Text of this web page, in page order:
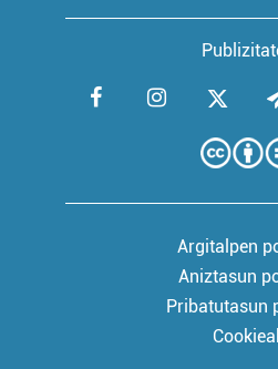
Argitalpen
Aniztasun
Pribatutasun